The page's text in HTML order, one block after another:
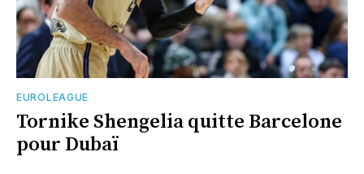
EUROLEAGUE
Tornike Shengelia quitte Barcelone
pour Dubaï